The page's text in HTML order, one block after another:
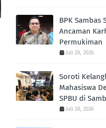
BPK Sambas
Ancaman
Permukiman
Juli 28, 2026
Soroti
Mahasiswa
SPBU di
Juli 28, 2026